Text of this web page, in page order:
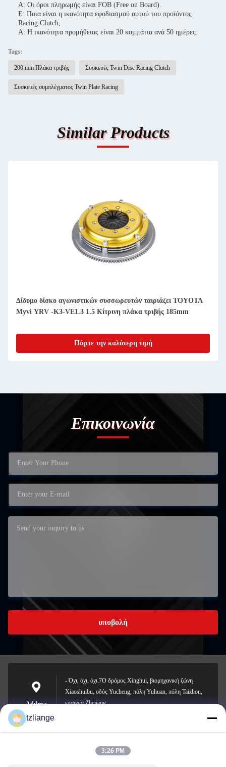
Α: Οι όροι πληρωμής είναι FOB (Free on Board).
Ε: Ποια είναι η ικανότητα εφοδιασμού αυτού του προϊόντος
Racing Clutch;
Α: Η ικανότητα προμήθειας είναι 20 κομμάτια ανά 50 ημέρες.
Tags:
200 mm Πλάκα τριβής Συσκευές Twin Disc Racing Clutch
Συσκευές συμπλέγματος Twin Plate Racing
Similar Products
Sagw υψηλής απόδοσης δίδυμες πλάκες Toyota 2UR 3UR
αγωνιστικό συμπλέκτη 225mm πλάκα τριβής
Πάρτε την καλύτερη τιμή
Επικοινωνία
υποβολή
Address
- Όχι, όχι, όχι.7Ο δρόμος Xinghui, βιομηχανική ζώνη
Xiaoshuibu, οδός Yucheng, πόλη Yuhuan, πόλη Taizhou,
επαρχία Zhejiang
szp.szp@163.com
tzliange
3:26 PM